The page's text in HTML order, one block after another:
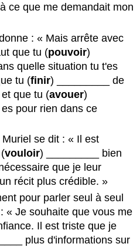
ce que me demandait mon
: « Mais arrête avec
que tu (pouvoir)
quelle situation tu t'es
tu (finir) _________ de
que tu (avouer)
es pour rien dans ce
se dit : « Il est
vouloir) _________ bien
que je leur
récit plus crédible. »
pour parler seul à seul
« Je souhaite que vous me
Il est triste que je
plus d'informations sur